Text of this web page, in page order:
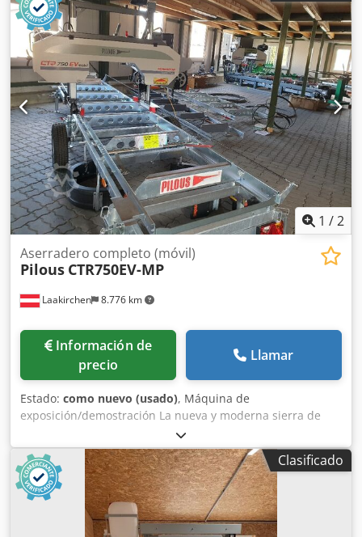
1 /2
Laakirchen 8.776 km
Aserradero completo (móvil)
Pilous CTR750EV-MP
Información de
precio
Llamar
Estado: como nuevo (usado), Máquina de
exposición/demostración La nueva y moderna sierra de
cinta para troncos de Holzprofi, de gran solidez, está
diseñada para troncos de hasta 75 cm de diámetro y
ofrece numerosas posibilidades para cortar su madera y
sus troncos de forma correcta. Máxima precisión de corte
gracias al cálculo del grosor de corte. La parte inferior está
galvanizada y la superior, recubierta con pintura en polvo.
Clasificado